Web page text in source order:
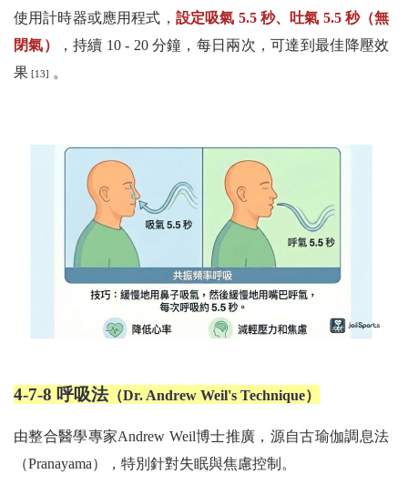
使用計時器或應用程式， 設定吸氣 5.5 秒、吐氣 5.5 秒（無
閉氣）
，持續 10 - 20 分鐘，每日兩次，可達到最佳降壓效
果 [13] 。
4-7-8 呼吸法（Dr. Andrew Weil's Technique）
由整合醫學專家Andrew Weil博士推廣，源自古瑜伽調息法
（Pranayama），特別針對失眠與焦慮控制。